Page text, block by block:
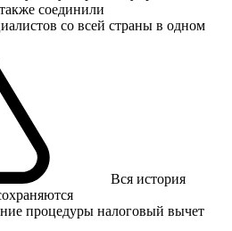
соединили
со всей страны в одном
Вся история
процедуры налоговый вычет